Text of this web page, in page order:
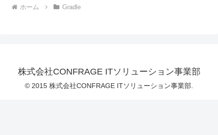
ホーム Gradle
株式会社CONFRAGE ITソリューション事業部
© 2015 株式会社CONFRAGE ITソリューション事業部.